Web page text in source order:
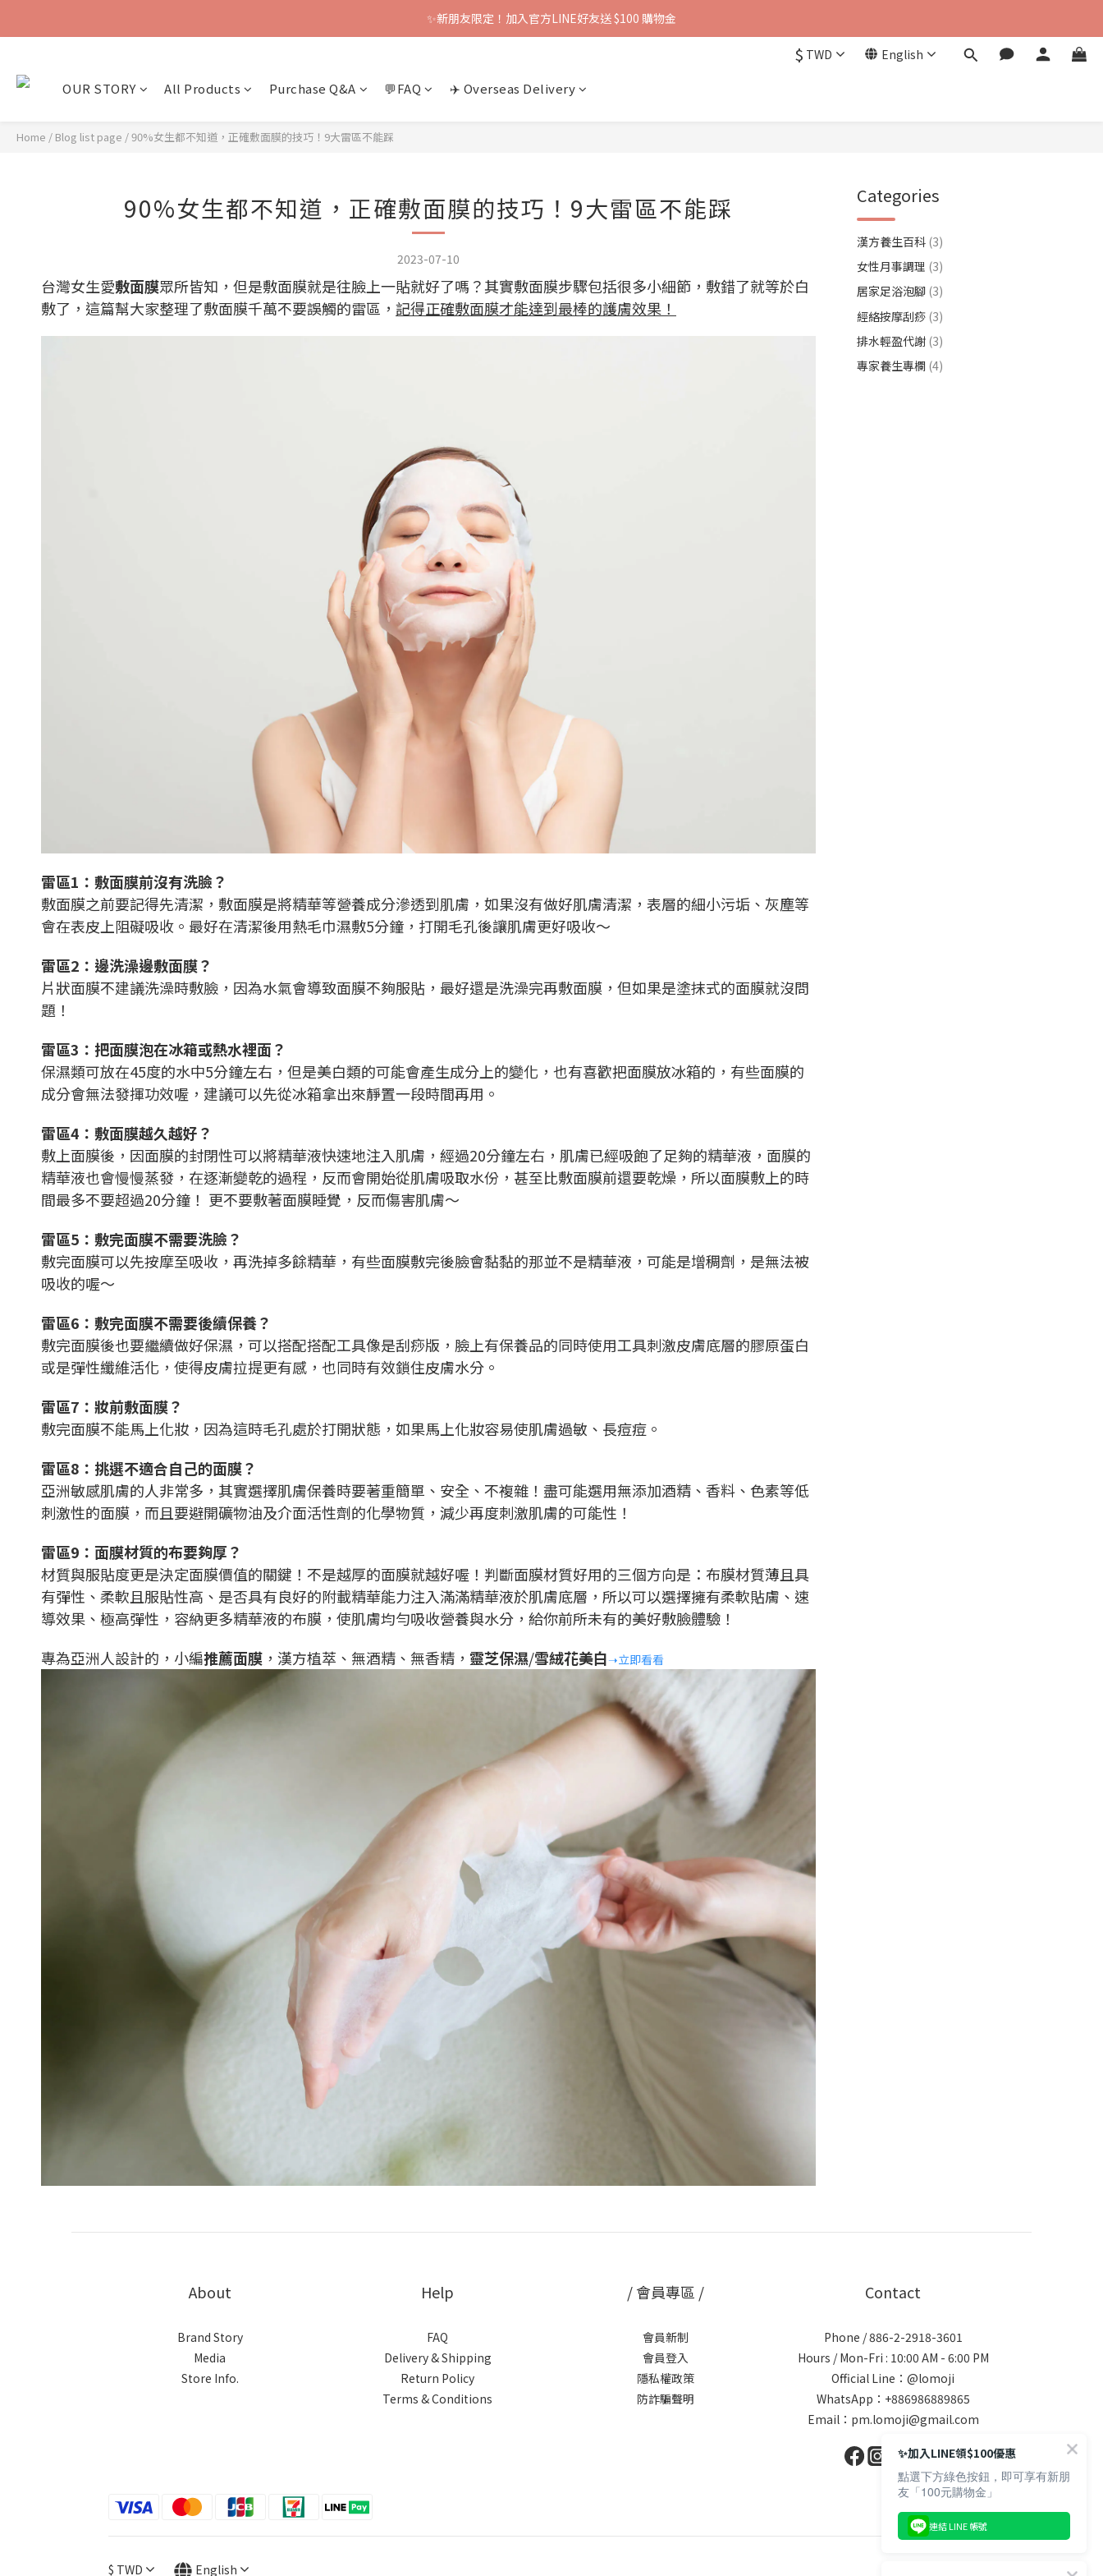
✨新朋友限定！加入官方LINE好友送 $100 購物金
$ TWD English
OUR STORY All Products Purchase Q&A 💬FAQ ✈️ Overseas Delivery
Home / Blog list page /90%女生都不知道，正確敷面膜的技巧！9大雷區不能踩
90%女生都不知道，正確敷面膜的技巧！9大雷區不能踩
2023-07-10
台灣女生愛敷面膜眾所皆知，但是敷面膜就是往臉上一貼就好了嗎？其實敷面膜步驟包括很多小細節，敷錯了就等於白
敷了，這篇幫大家整理了敷面膜千萬不要誤觸的雷區， 記得正確敷面膜才能達到最棒的護膚效果！
雷區1：敷面膜前沒有洗臉？
敷面膜之前要記得先清潔，敷面膜是將精華等營養成分滲透到肌膚，如果沒有做好肌膚清潔，表層的細小污垢、灰塵等
會在表皮上阻礙吸收。最好在清潔後用熱毛巾濕敷5分鐘，打開毛孔後讓肌膚更好吸收～
雷區2：邊洗澡邊敷面膜？
片狀面膜不建議洗澡時敷臉，因為水氣會導致面膜不夠服貼，最好還是洗澡完再敷面膜，但如果是塗抹式的面膜就沒問
題！
雷區3：把面膜泡在冰箱或熱水裡面？
保濕類可放在45度的水中5分鐘左右，但是美白類的可能會產生成分上的變化，也有喜歡把面膜放冰箱的，有些面膜的
成分會無法發揮功效喔，建議可以先從冰箱拿出來靜置一段時間再用。
雷區4：敷面膜越久越好？
敷上面膜後，因面膜的封閉性可以將精華液快速地注入肌膚，經過20分鐘左右，肌膚已經吸飽了足夠的精華液，面膜的
精華液也會慢慢蒸發，在逐漸變乾的過程，反而會開始從肌膚吸取水份，甚至比敷面膜前還要乾燥，所以面膜敷上的時
間最多不要超過20分鐘！ 更不要敷著面膜睡覺，反而傷害肌膚～
雷區5：敷完面膜不需要洗臉？
敷完面膜可以先按摩至吸收，再洗掉多餘精華，有些面膜敷完後臉會黏黏的那並不是精華液，可能是增稠劑，是無法被
吸收的喔～
雷區6：敷完面膜不需要後續保養？
敷完面膜後也要繼續做好保濕，可以搭配搭配工具像是刮痧版，臉上有保養品的同時使用工具刺激皮膚底層的膠原蛋白
或是彈性纖維活化，使得皮膚拉提更有感，也同時有效鎖住皮膚水分。
雷區7：妝前敷面膜？
敷完面膜不能馬上化妝，因為這時毛孔處於打開狀態，如果馬上化妝容易使肌膚過敏、長痘痘。
雷區8：挑選不適合自己的面膜？
亞洲敏感肌膚的人非常多，其實選擇肌膚保養時要著重簡單、安全、不複雜！盡可能選用無添加酒精、香料、色素等低
刺激性的面膜，而且要避開礦物油及介面活性劑的化學物質，減少再度刺激肌膚的可能性！
雷區9：面膜材質的布要夠厚？
材質與服貼度更是決定面膜價值的關鍵！不是越厚的面膜就越好喔！判斷面膜材質好用的三個方向是：布膜材質薄且具
有彈性、柔軟且服貼性高、是否具有良好的附載精華能力注入滿滿精華液於肌膚底層，所以可以選擇擁有柔軟貼膚、速
導效果、極高彈性，容納更多精華液的布膜，使肌膚均勻吸收營養與水分，給你前所未有的美好敷臉體驗！
專為亞洲人設計的，小編推薦面膜 ，漢方植萃、無酒精、無香精， 靈芝保濕/雪絨花美白➝立即看看
Categories
漢方養生百科 (3)
女性月事調理 (3)
居家足浴泡腳 (3)
經絡按摩刮痧 (3)
排水輕盈代謝 (3)
專家養生專欄 (4)
About
Brand Story
Media
Store Info.
Help
FAQ
Delivery & Shipping
Return Policy
Terms & Conditions
/ 會員專區 /
會員新制
會員登入
隱私權政策
防詐騙聲明
Contact
Phone / 886-2-2918-3601
Hours / Mon-Fri : 10:00 AM - 6:00 PM
Official Line：@lomoji
WhatsApp：+886986889865
Email：pm.lomoji@gmail.com
$ TWD English
✨加入LINE領$100優惠
點選下方綠色按鈕，即可享有新朋
友「100元購物金」
連結 LINE 帳號